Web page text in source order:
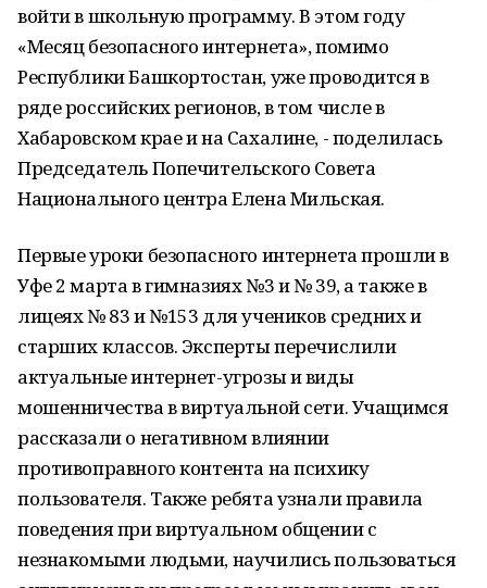
войти в школьную программу. В этом году
«Месяц безопасного интернета», помимо
Республики Башкортостан, уже проводится в
ряде российских регионов, в том числе в
Хабаровском крае и на Сахалине, - поделилась
Председатель Попечительского Совета
Национального центра Елена Мильская.
Первые уроки безопасного интернета прошли в
Уфе 2 марта в гимназиях №3 и № 39, а также в
лицеях № 83 и №153 для учеников средних и
старших классов. Эксперты перечислили
актуальные интернет-угрозы и виды
мошенничества в виртуальной сети. Учащимся
рассказали о негативном влиянии
противоправного контента на психику
пользователя. Также ребята узнали правила
поведения при виртуальном общении с
незнакомыми людьми, научились пользоваться